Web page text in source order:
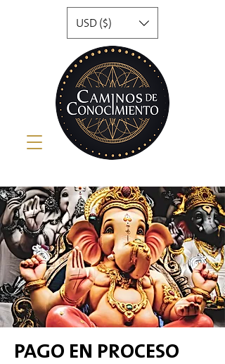
USD ($)
PAGO EN PROCESO